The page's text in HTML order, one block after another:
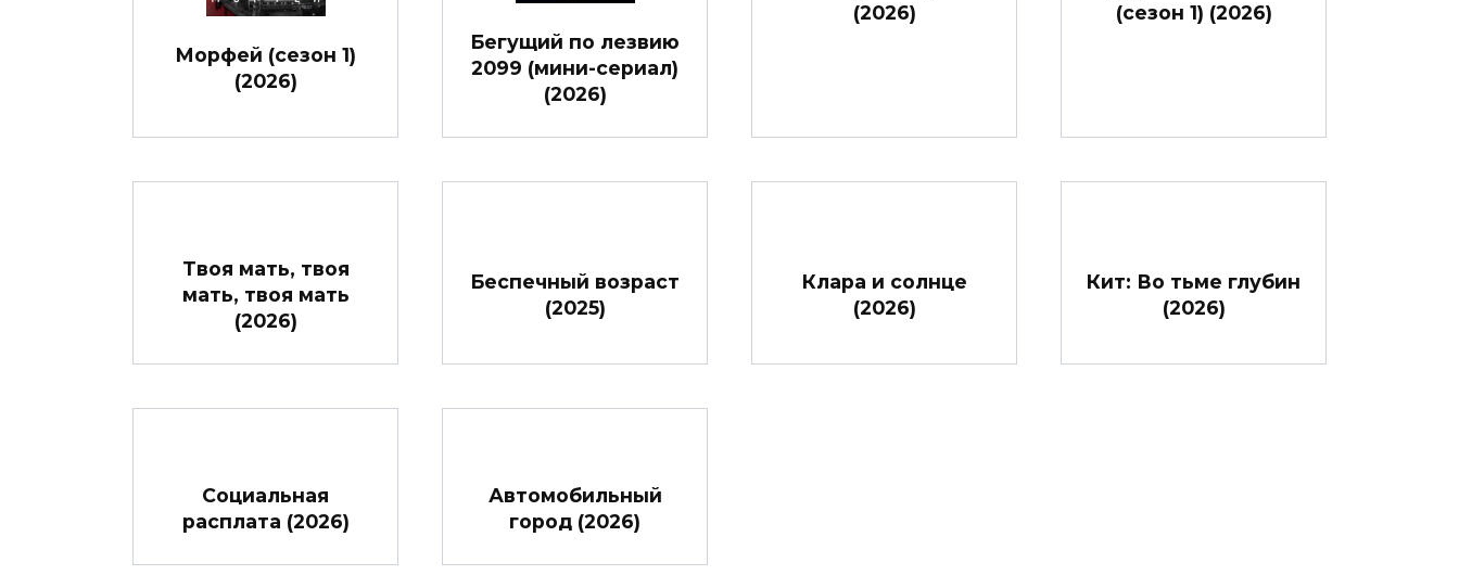
Морфей (сезон 1)
(2026)
Бегущий по лезвию
2099 (мини-сериал)
(2026)
(2026)
(сезон 1) (2026)
Твоя мать, твоя
мать, твоя мать
(2026)
Беспечный возраст
(2025)
Клара и солнце
(2026)
Кит: Во тьме глубин
(2026)
Социальная
расплата (2026)
Автомобильный
город (2026)